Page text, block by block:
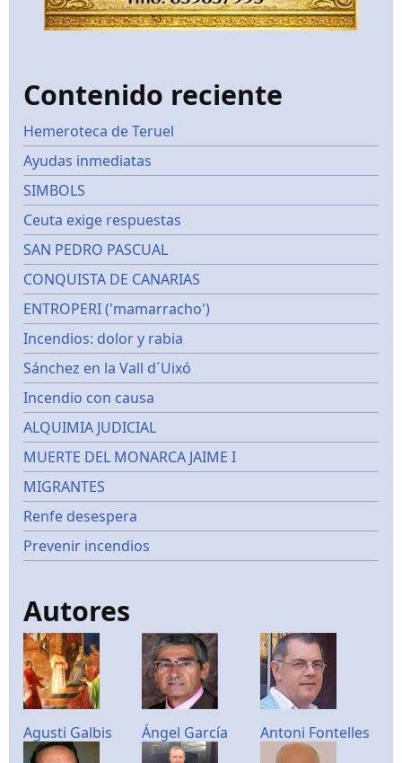
Contenido reciente
Hemeroteca de Teruel
Ayudas inmediatas
SIMBOLS
Ceuta exige respuestas
SAN PEDRO PASCUAL
CONQUISTA DE CANARIAS
ENTROPERI ('mamarracho')
Incendios: dolor y rabia
Sánchez en la Vall d´Uixó
Incendio con causa
ALQUIMIA JUDICIAL
MUERTE DEL MONARCA JAIME I
MIGRANTES
Renfe desespera
Prevenir incendios
Autores
Agusti Galbis Ángel García Antoni Fontelles